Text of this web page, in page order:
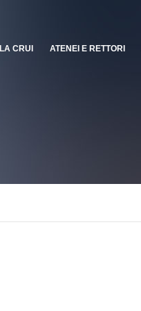
LA CRUI ATENEI E RETTORI